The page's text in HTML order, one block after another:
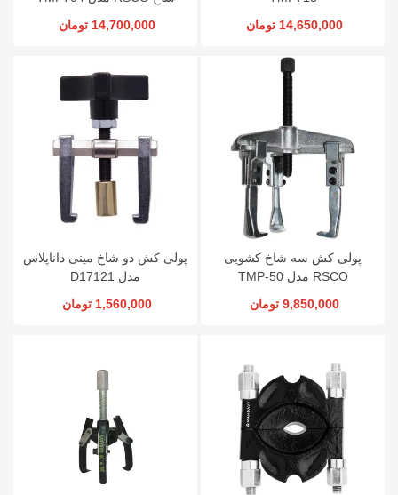
14,650,000 تومان
14,700,000 تومان
پولی کش سه شاخ کشویی
RSCO مدل TMP-50
9,850,000 تومان
پولی کش دو شاخ مینی داناپلاس
مدل D17121
1,560,000 تومان